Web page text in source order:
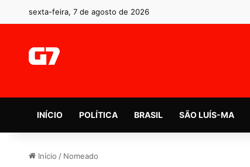
sexta-feira, 7 de agosto de 2026
INÍCIO POLÍTICA BRASIL SÃO LUÍS-MA
Início / Nomeado